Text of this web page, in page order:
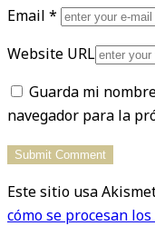
Email *
Website URL
Guarda mi
navegador para la
Este sitio usa
cómo se procesan